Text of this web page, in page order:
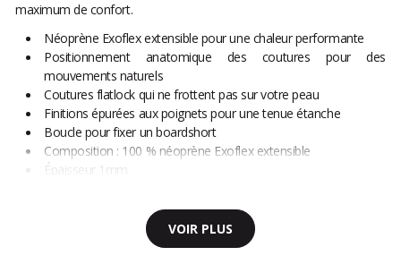
maximum de confort.
Néoprène Exoflex extensible pour une chaleur performante
Positionnement anatomique des coutures pour des
mouvements naturels
Coutures flatlock qui ne frottent pas sur votre peau
Finitions épurées aux poignets pour une tenue étanche
Boucle pour fixer un boardshort
Composition : 100 % néoprène Exoflex extensible
Épaisseur 1mm
VOIR PLUS